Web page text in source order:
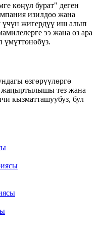
көңүл бурат" деген
изилдөө жана
үчүн жигердүү иш алып
ээ жана өз ара
үмүттөнөбүз.
өзгөрүүлөргө
жаңыртылышы тез жана
кызматташуубуз, бул